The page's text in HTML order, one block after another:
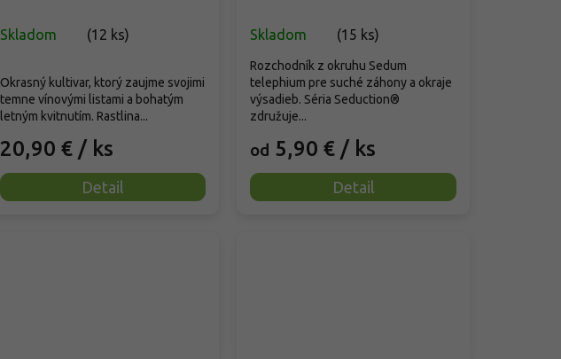
Skladom (12 ks)
20,90 € / ks
Detail
Okrasný kultivar, ktorý zaujme svojimi
temne vínovými listami a bohatým
letným kvitnutím. Rastlina...
Skladom (15 ks)
od 5,90 € / ks
Detail
Rozchodník z okruhu Sedum
telephium pre suché záhony a okraje
výsadieb. Séria Seduction®
združuje...